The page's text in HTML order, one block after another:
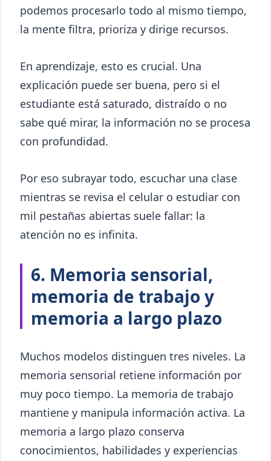
podemos procesarlo todo al mismo tiempo,
la mente filtra, prioriza y dirige recursos.
En aprendizaje, esto es crucial. Una
explicación puede ser buena, pero si el
estudiante está saturado, distraído o no
sabe qué mirar, la información no se procesa
con profundidad.
Por eso subrayar todo, escuchar una clase
mientras se revisa el celular o estudiar con
mil pestañas abiertas suele fallar: la
atención no es infinita.
6. Memoria sensorial,
memoria de trabajo y
memoria a largo plazo
Muchos modelos distinguen tres niveles. La
memoria sensorial retiene información por
muy poco tiempo. La memoria de trabajo
mantiene y manipula información activa. La
memoria a largo plazo conserva
conocimientos, habilidades y experiencias